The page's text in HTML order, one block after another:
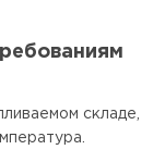
складе,